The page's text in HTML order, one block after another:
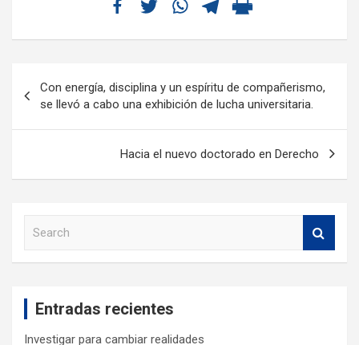
Con energía, disciplina y un espíritu de compañerismo,
se llevó a cabo una exhibición de lucha universitaria.
Hacia el nuevo doctorado en Derecho
Entradas recientes
Investigar para cambiar realidades